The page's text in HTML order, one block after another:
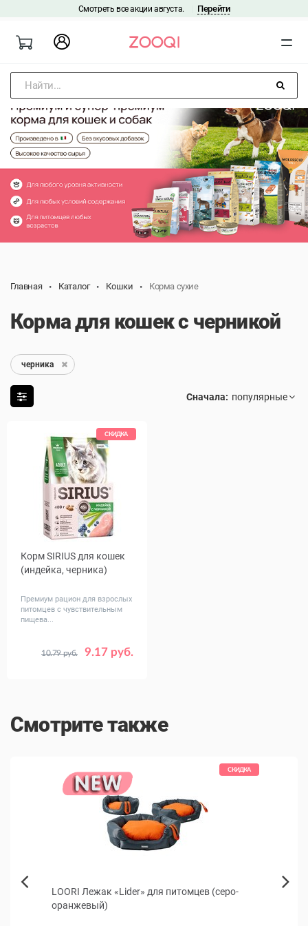
Смотреть все акции августа. Перейти
Найти...
Главная Каталог Кошки Корма сухие
Корма для кошек с черникой
черника
Сначала:
СКИДКА
Корм SIRIUS для кошек
(индейка, черника)
Премиум рацион для взрослых
питомцев с чувствительным
пищева...
9.17 руб.
10.79 руб.
Вес, кг 0.4 1.5
Смотрите также
СКИДКА
LOORI Лежак «Lider» для питомцев (серо-
оранжевый)